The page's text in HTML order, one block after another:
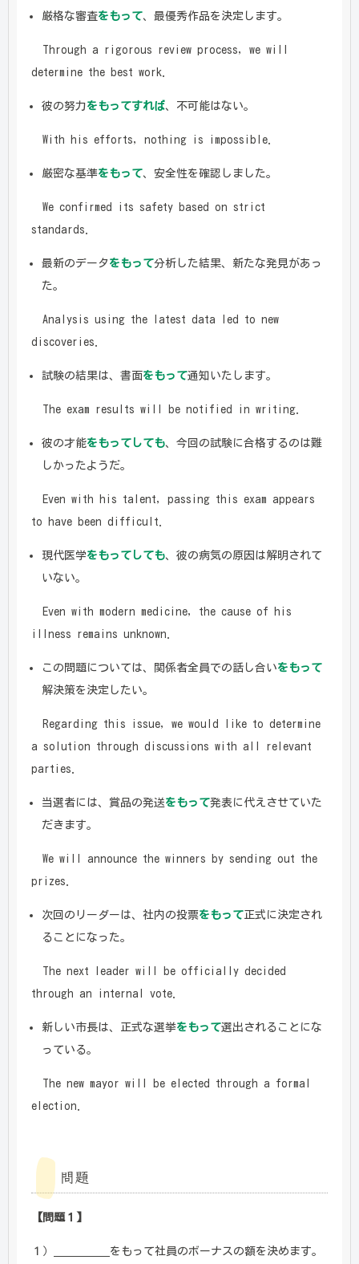
厳格な審査をもって、最優秀作品を決定します。
Through a rigorous review process, we will
determine the best work.
彼の努力をもってすれば、不可能はない。
With his efforts, nothing is impossible.
厳密な基準をもって、安全性を確認しました。
We confirmed its safety based on strict
standards.
最新のデータ をもって分析した結果、新たな発見があっ
た。
Analysis using the latest data led to new
discoveries.
試験の結果は、書面をもって通知いたします。
The exam results will be notified in writing.
彼の才能をもってしても、今回の試験に合格するのは難
しかったようだ。
Even with his talent, passing this exam appears
to have been difficult.
現代医学をもってしても、彼の病気の原因は解明されて
いない。
Even with modern medicine, the cause of his
illness remains unknown.
この問題については、関係者全員での話し合いをもって
解決策を決定したい。
Regarding this issue, we would like to determine
a solution through discussions with all relevant
parties.
当選者には、賞品の発送をもって発表に代えさせていた
だきます。
We will announce the winners by sending out the
prizes.
次回のリーダーは、社内の投票をもって正式に決定され
ることになった。
The next leader will be officially decided
through an internal vote.
新しい市長は、正式な選挙をもって選出されることにな
っている。
The new mayor will be elected through a formal
election.
問題
【問題１】
１）＿＿＿＿＿をもって社員のボーナスの額を決めます。